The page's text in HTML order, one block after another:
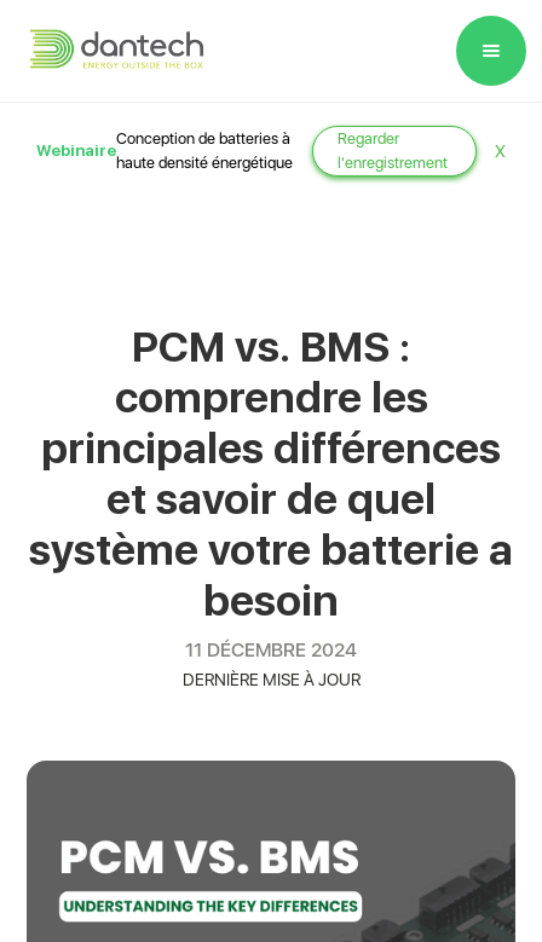
note:
includes
Webinaire
Conception de batteries à
haute densité énergétique
Regarder
l'enregistrement
X
PCM vs. BMS :
comprendre les
principales différences
et savoir de quel
système votre batterie a
besoin
11 DÉCEMBRE 2024
DERNIÈRE MISE À JOUR